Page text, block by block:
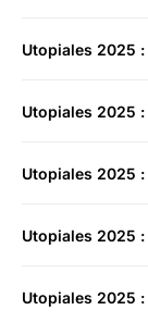
Utopiales 2025
Utopiales 2025
Utopiales 2025
Utopiales 2025
Utopiales 2025